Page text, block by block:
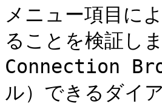
メニュー項目
ることを検証し
Connection
ル）できるダ